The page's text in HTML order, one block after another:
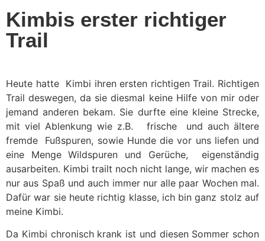
Kimbis erster richtiger
Trail
Heute hatte Kimbi ihren ersten richtigen Trail. Richtigen
Trail deswegen, da sie diesmal keine Hilfe von mir oder
jemand anderen bekam. Sie durfte eine kleine Strecke,
mit viel Ablenkung wie z.B. frische und auch ältere
fremde Fußspuren, sowie Hunde die vor uns liefen und
eine Menge Wildspuren und Gerüche, eigenständig
ausarbeiten. Kimbi trailt noch nicht lange, wir machen es
nur aus Spaß und auch immer nur alle paar Wochen mal.
Dafür war sie heute richtig klasse, ich bin ganz stolz auf
meine Kimbi.
Da Kimbi chronisch krank ist und diesen Sommer schon